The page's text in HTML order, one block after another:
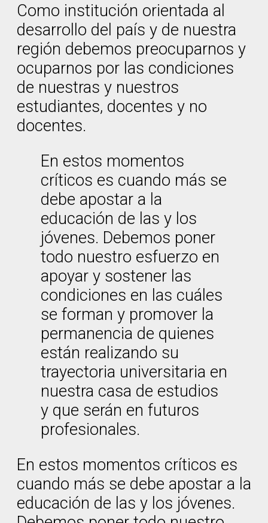
Como institución orientada al
desarrollo del país y de nuestra
región debemos preocuparnos y
ocuparnos por las condiciones
de nuestras y nuestros
estudiantes, docentes y no
docentes.
En estos momentos
críticos es cuando más se
debe apostar a la
educación de las y los
jóvenes. Debemos poner
todo nuestro esfuerzo en
apoyar y sostener las
condiciones en las cuáles
se forman y promover la
permanencia de quienes
están realizando su
trayectoria universitaria en
nuestra casa de estudios
y que serán en futuros
profesionales.
En estos momentos críticos es
cuando más se debe apostar a la
educación de las y los jóvenes.